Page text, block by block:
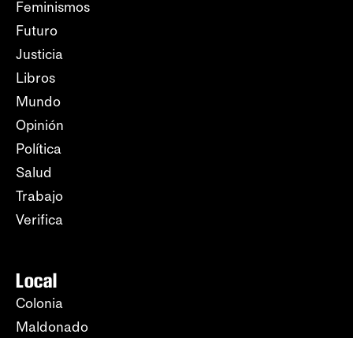
Feminismos
Futuro
Justicia
Libros
Mundo
Opinión
Política
Salud
Trabajo
Verifica
Local
Colonia
Maldonado